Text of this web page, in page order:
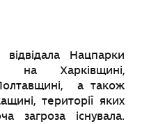
Нацпарки
на Харківщині,
а також
території яких
загроза існувала.